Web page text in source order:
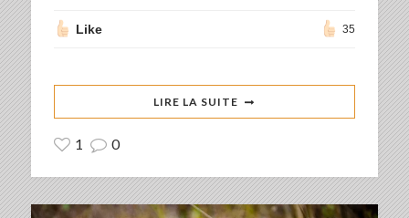
Like 35
LIRE LA SUITE
1 0